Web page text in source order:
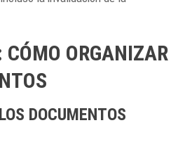
CÓMO ORGANIZAR
DOCUMENTOS